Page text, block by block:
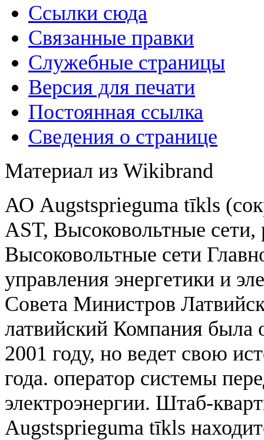
Ссылки сюда
Связанные правки
Служебные страницы
Версия для печати
Постоянная ссылка
Сведения о странице
Материал из Wikibrand
АО Augstsprieguma tīkls
AST, Высоковольтные сети,
Высоковольтные сети
управления энергетики и
Совета Министров
латвийский Компания была
2001 году, но ведет свою
года. оператор системы
электроэнергии. Штаб-
Augstsprieguma tīkls